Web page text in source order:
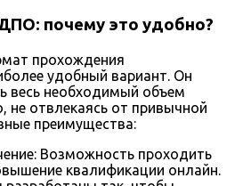
почему это удобно?
прохождения
удобный вариант. Он
весь необходимый объем
не отвлекаясь от привычной
преимущества:
Возможность проходить
квалификации онлайн.